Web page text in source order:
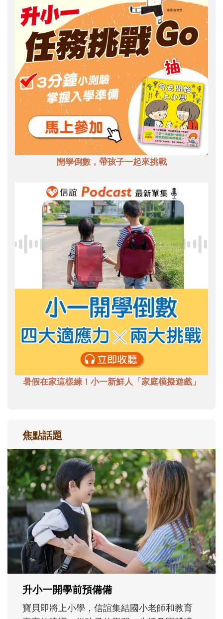
開學倒數，帶孩子一起來挑戰
暑假在家這樣練！小一新鮮人「家庭模擬遊戲」
焦點話題
和孩子一起長大的那個男人│讀懂父親的
不同模樣
沒有人天生就擅長當爸爸！男人總是在一次
次「前所未有」的體驗中，跟著孩子一起長
大。從給予安全感的肢體遊戲，到獨立自
主、角色認同及解決問題的能力養成。爸爸
正嘗試用不同的模樣，參與孩子每個重要的